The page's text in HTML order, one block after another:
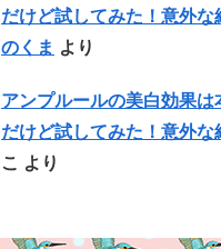
だけど試してみた！意外な
のくま より
アンプルールの美白効果は
だけど試してみた！意外な
こ より